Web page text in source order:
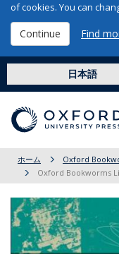
of cookies. You can
Continue Find
日本語
ホーム Oxford
Oxford Bookworms